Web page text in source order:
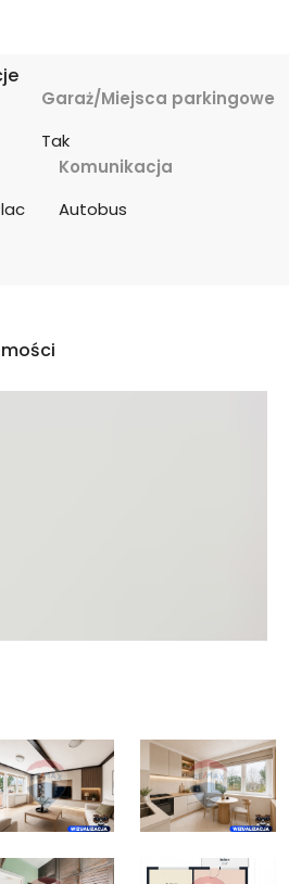
Garaż/Miejsca parkingowe
Tak
Komunikacja
Autobus